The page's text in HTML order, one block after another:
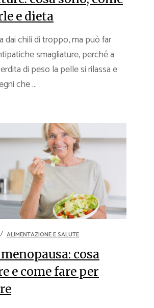
e dieta
dai chili di troppo, ma può far
smagliature, perché a
di peso la pelle si rilassa e
che ...
ALIMENTAZIONE E SALUTE
cosa
e come fare per